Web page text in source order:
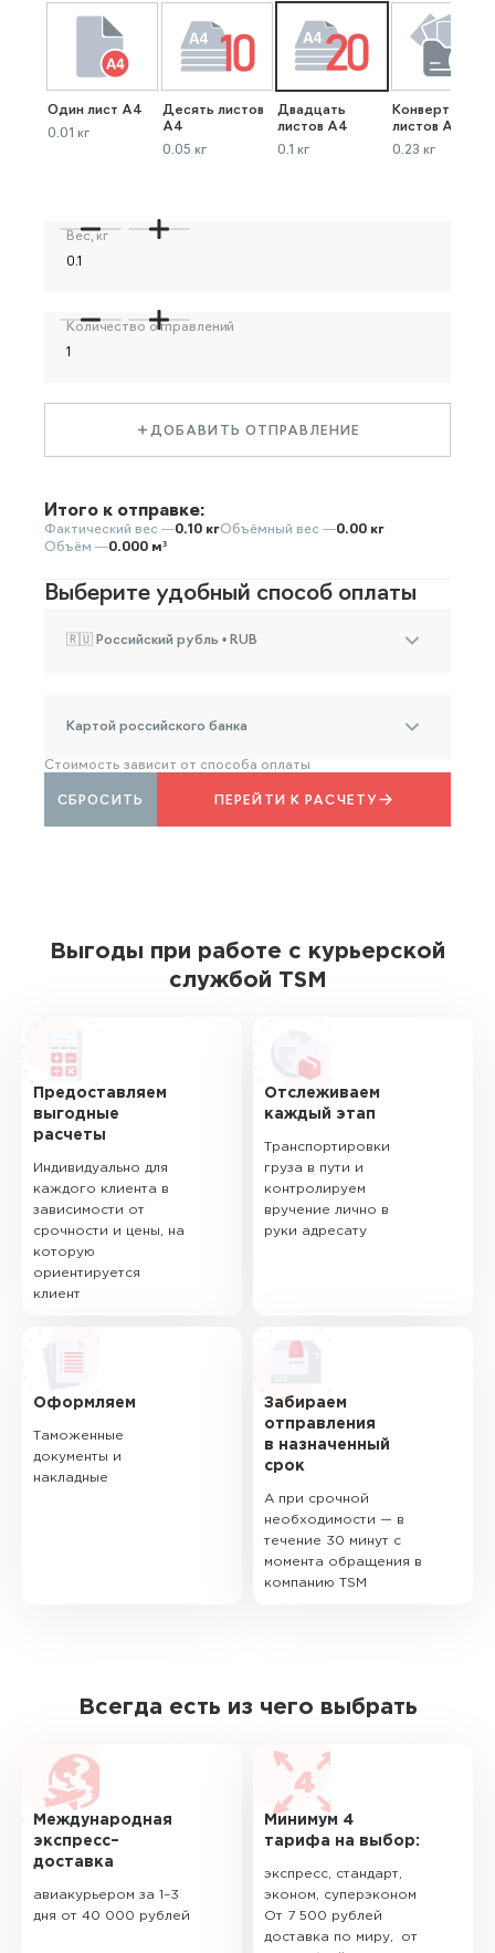
Один лист А4
0.01 кг
Десять листов
А4
0.05 кг
Двадцать
листов А4
0.1 кг
Конверт до 40
листов А4
0.23 кг
Вес, кг
Количество отправлений
ДОБАВИТЬ ОТПРАВЛЕНИЕ
Итого к отправке:
Фактический вес —0.10 кгОбъёмный вес —0.00 кг
Объём —0.000 м³
Выберите удобный способ оплаты
🇷🇺 Российский рубль • RUB
Картой российского банка
Стоимость зависит от способа оплаты
ПЕРЕЙТИ К РАСЧЕТУ
СБРОСИТЬ
Выгоды при работе с курьерской
службой TSM
Предоставляем
выгодные
расчеты
Индивидуально для
каждого клиента в
зависимости от
срочности и цены, на
которую
ориентируется
клиент
Отслеживаем
каждый этап
Транспортировки
груза в пути и
контролируем
вручение лично в
руки адресату
Оформляем
Таможенные
документы и
накладные
Забираем
отправления
в назначенный
срок
А при срочной
необходимости — в
течение 30 минут с
момента обращения в
компанию TSM
Всегда есть из чего выбрать
Международная
экспресс–
доставка
авиакурьером за 1–3
дня от 40 000 рублей
Минимум 4
тарифа на выбор:
экспресс, стандарт,
эконом, суперэконом
От 7 500 рублей
доставка по миру, от